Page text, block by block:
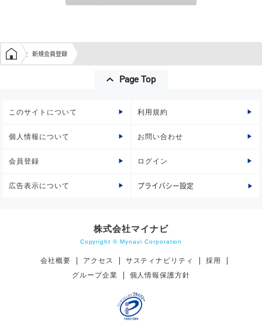
学生の窓口トップ
新規会員登録
Page Top
このサイトについて 利用規約
個人情報について お問い合わせ
会員登録 ログイン
広告表示について プライバシー設定
株式会社マイナビ
Copyright © Mynavi Corporation
会社概要 アクセス サスティナビリティ
採用
グループ企業
個人情報保護方針